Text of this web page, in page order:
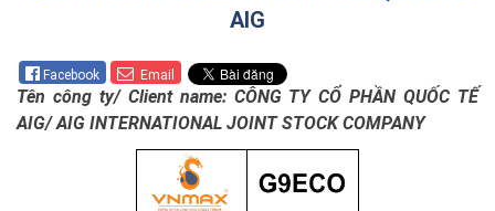
AIG
Facebook Email
Tên công ty/ Client name: CÔNG TY CỔ PHẦN QUỐC TẾ
AIG/ AIG INTERNATIONAL JOINT STOCK COMPANY